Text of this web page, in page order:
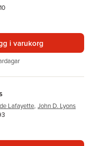
i varukorg
Lafayette, John D. Lyons